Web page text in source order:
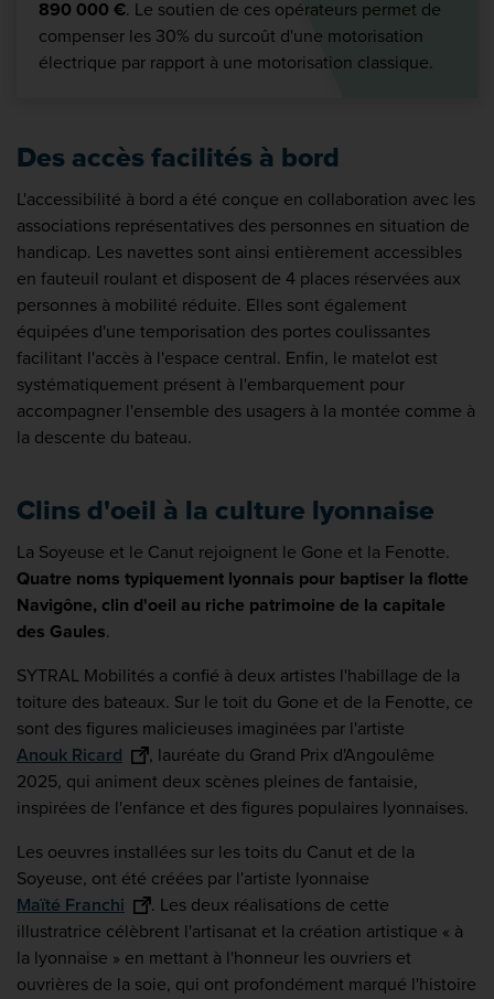
890 000 €. Le soutien de ces opérateurs permet de
compenser les 30% du surcoût d'une motorisation
électrique par rapport à une motorisation classique.
Des accès facilités à bord
L'accessibilité à bord a été conçue en collaboration avec les
associations représentatives des personnes en situation de
handicap. Les navettes sont ainsi entièrement accessibles
en fauteuil roulant et disposent de 4 places réservées aux
personnes à mobilité réduite. Elles sont également
équipées d'une temporisation des portes coulissantes
facilitant l'accès à l'espace central. Enfin, le matelot est
systématiquement présent à l'embarquement pour
accompagner l'ensemble des usagers à la montée comme à
la descente du bateau.
Clins d'oeil à la culture lyonnaise
La Soyeuse et le Canut rejoignent le Gone et la Fenotte.
Quatre noms typiquement lyonnais pour baptiser la flotte
Navigône, clin d'oeil au riche patrimoine de la capitale
des Gaules.
SYTRAL Mobilités a confié à deux artistes l'habillage de la
toiture des bateaux. Sur le toit du Gone et de la Fenotte, ce
sont des figures malicieuses imaginées par l'artiste
Anouk Ricard
, lauréate du Grand Prix d'Angoulême
2025, qui animent deux scènes pleines de fantaisie,
inspirées de l'enfance et des figures populaires lyonnaises.
Les oeuvres installées sur les toits du Canut et de la
Soyeuse, ont été créées par l'artiste lyonnaise
Maïté Franchi
. Les deux réalisations de cette
illustratrice célèbrent l'artisanat et la création artistique « à
la lyonnaise » en mettant à l'honneur les ouvriers et
ouvrières de la soie, qui ont profondément marqué l'histoire